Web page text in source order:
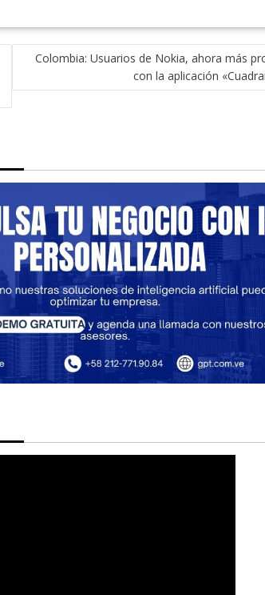
Colombia: Usuarios de Nokia, ahora más
con la aplicación